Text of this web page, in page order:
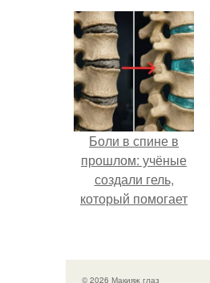
Боли в спине в
прошлом: учёные
создали гель,
который помогает
диски.
© 2026 Макияж глаз